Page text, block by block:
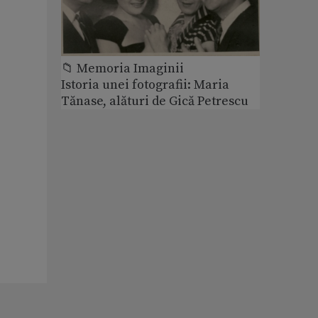
📁 Memoria Imaginii
Istoria unei fotografii: Maria
Tănase, alături de Gică Petrescu